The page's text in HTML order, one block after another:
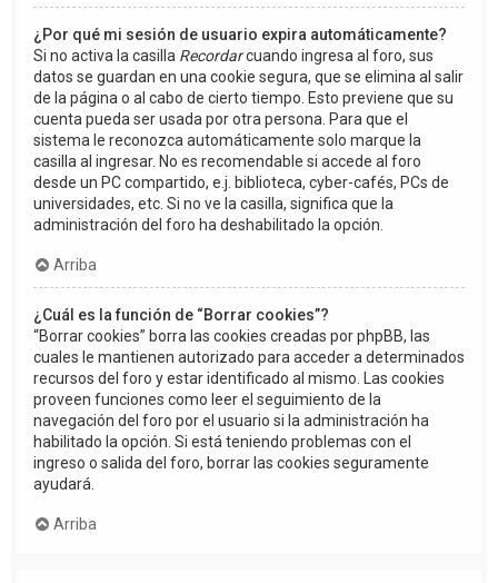
¿Por qué mi sesión de usuario expira automáticamente?
Si no activa la casilla Recordarcuando ingresa al foro, sus
datos se guardan en una cookie segura, que se elimina al salir
de la página o al cabo de cierto tiempo. Esto previene que su
cuenta pueda ser usada por otra persona. Para que el
sistema le reconozca automáticamente solo marque la
casilla al ingresar. No es recomendable si accede al foro
desde un PC compartido, e.j. biblioteca, cyber-cafés, PCs de
universidades, etc. Si no ve la casilla, significa que la
administración del foro ha deshabilitado la opción.
Arriba
¿Cuál es la función de “Borrar cookies”?
“Borrar cookies” borra las cookies creadas por phpBB, las
cuales le mantienen autorizado para acceder a determinados
recursos del foro y estar identificado al mismo. Las cookies
proveen funciones como leer el seguimiento de la
navegación del foro por el usuario si la administración ha
habilitado la opción. Si está teniendo problemas con el
ingreso o salida del foro, borrar las cookies seguramente
ayudará.
Arriba